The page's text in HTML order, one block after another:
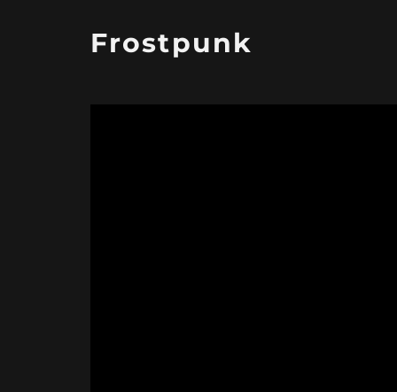
Frostpunk